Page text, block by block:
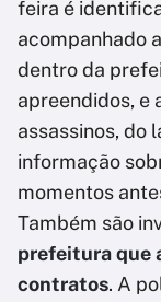
feira é
acompanhado
dentro da
apreendidos, e
assassinos, do
informação
momentos
Também são
prefeitura que
contratos. A